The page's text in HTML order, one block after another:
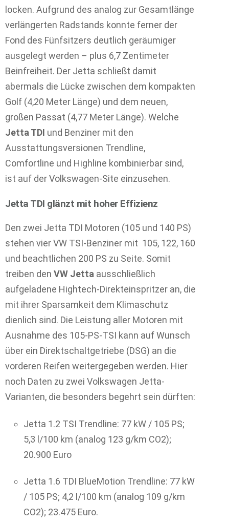
locken. Aufgrund des analog zur Gesamtlänge
verlängerten Radstands konnte ferner der
Fond des Fünfsitzers deutlich geräumiger
ausgelegt werden – plus 6,7 Zentimeter
Beinfreiheit. Der Jetta schließt damit
abermals die Lücke zwischen dem kompakten
Golf (4,20 Meter Länge) und dem neuen,
großen Passat (4,77 Meter Länge). Welche
Jetta TDI und Benziner mit den
Ausstattungsversionen Trendline,
Comfortline und Highline kombinierbar sind,
ist auf der Volkswagen-Site einzusehen.
Jetta TDI glänzt mit hoher Effizienz
Den zwei Jetta TDI Motoren (105 und 140 PS)
stehen vier VW TSI-Benziner mit 105, 122, 160
und beachtlichen 200 PS zu Seite. Somit
treiben den VW Jetta ausschließlich
aufgeladene Hightech-Direkteinspritzer an, die
mit ihrer Sparsamkeit dem Klimaschutz
dienlich sind. Die Leistung aller Motoren mit
Ausnahme des 105-PS-TSI kann auf Wunsch
über ein Direktschaltgetriebe (DSG) an die
vorderen Reifen weitergegeben werden. Hier
noch Daten zu zwei Volkswagen Jetta-
Varianten, die besonders begehrt sein dürften:
Jetta 1.2 TSI Trendline: 77 kW / 105 PS;
5,3 l/100 km (analog 123 g/km CO2);
20.900 Euro
Jetta 1.6 TDI BlueMotion Trendline: 77 kW
/ 105 PS; 4,2 l/100 km (analog 109 g/km
CO2); 23.475 Euro.